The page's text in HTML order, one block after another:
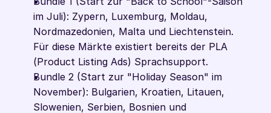
im Juli): Zypern, Luxemburg, Moldau,
Nordmazedonien, Malta und Liechtenstein.
Für diese Märkte existiert bereits der PLA
(Product Listing Ads) Sprachsupport.
Bundle 2 (Start zur "Holiday Season" im
November): Bulgarien, Kroatien, Litauen,
Slowenien, Serbien, Bosnien und